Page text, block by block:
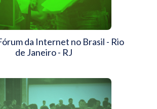
da Internet no Brasil - Rio
de Janeiro - RJ